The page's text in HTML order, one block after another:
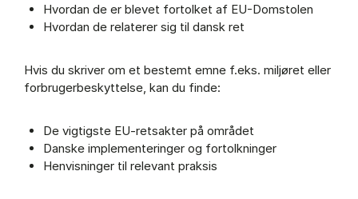
Hvordan de er blevet fortolket af EU-Domstolen
Hvordan de relaterer sig til dansk ret
Hvis du skriver om et bestemt emne f.eks. miljøret eller
forbrugerbeskyttelse, kan du finde:
De vigtigste EU-retsakter på området
Danske implementeringer og fortolkninger
Henvisninger til relevant praksis